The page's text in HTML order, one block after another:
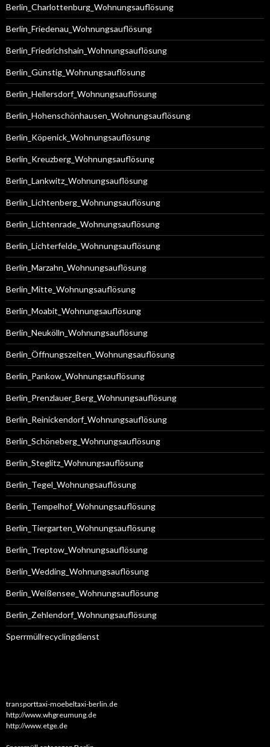
Berlin_Charlottenburg_Wohnungsauflösung
Berlin_Friedenau_Wohnungsauflösung
Berlin_Friedrichshain_Wohnungsauflösung
Berlin_Günstig_Wohnungsauflösung
Berlin_Hellersdorf_Wohnungsauflösung
Berlin_Hohenschönhausen_Wohnungsauflösung
Berlin_Köpenick_Wohnungsauflösung
Berlin_Kreuzberg_Wohnungsauflösung
Berlin_Lankwitz_Wohnungsauflösung
Berlin_Lichtenberg_Wohnungsauflösung
Berlin_Lichtenrade_Wohnungsauflösung
Berlin_Lichterfelde_Wohnungsauflösung
Berlin_Marzahn_Wohnungsauflösung
Berlin_Mitte_Wohnungsauflösung
Berlin_Moabit_Wohnungsauflösung
Berlin_Neukölln_Wohnungsauflösung
Berlin_Öffnungszeiten_Wohnungsauflösung
Berlin_Pankow_Wohnungsauflösung
Berlin_Prenzlauer_Berg_Wohnungsauflösung
Berlin_Reinickendorf_Wohnungsauflösung
Berlin_Schöneberg_Wohnungsauflösung
Berlin_Steglitz_Wohnungsauflösung
Berlin_Tegel_Wohnungsauflösung
Berlin_Tempelhof_Wohnungsauflösung
Berlin_Tiergarten_Wohnungsauflösung
Berlin_Treptow_Wohnungsauflösung
Berlin_Wedding_Wohnungsauflösung
Berlin_Weißensee_Wohnungsauflösung
Berlin_Zehlendorf_Wohnungsauflösung
Sperrmüllrecyclingdienst
transporttaxi-moebeltaxi-berlin.de
http://www.whgreumung.de
http://www.etge.de